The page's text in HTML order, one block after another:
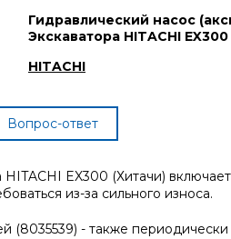
Гидравлический насос
Экскаватора HITACHI EX300
HITACHI
Вопрос-ответ
HITACHI EX300 (Хитачи)
из-за сильного износа.
(8035539) - также периодически